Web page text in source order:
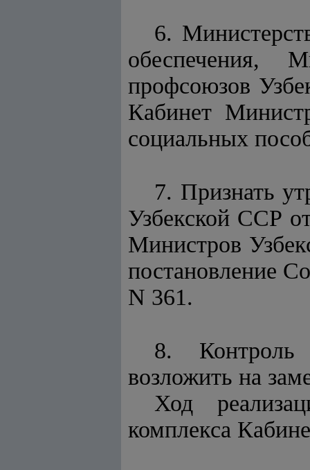
6.
обеспечения,
профсоюзов
Кабинет
социальных
7. Признать
Узбекской ССР
Министров
постановление
N 361.
8. Контроль
возложить на
Ход
комплекса